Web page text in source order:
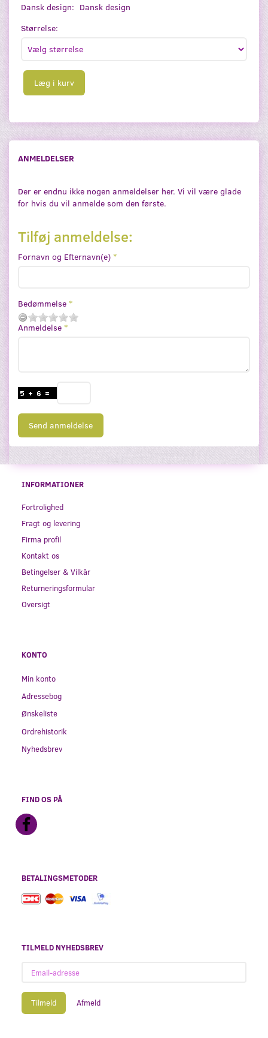
Dansk design: Dansk design
Størrelse:
Læg i kurv
ANMELDELSER
Der er endnu ikke nogen anmeldelser her. Vi vil være glade
for hvis du vil anmelde som den første.
Tilføj anmeldelse:
Fornavn og Efternavn(e)
Bedømmelse
Anmeldelse
Send anmeldelse
INFORMATIONER
Fortrolighed
Fragt og levering
Firma profil
Kontakt os
Betingelser & Vilkår
Returneringsformular
Oversigt
KONTO
Min konto
Adressebog
Ønskeliste
Ordrehistorik
Nyhedsbrev
FIND OS PÅ
BETALINGSMETODER
TILMELD NYHEDSBREV
adresse
Tilmeld Afmeld